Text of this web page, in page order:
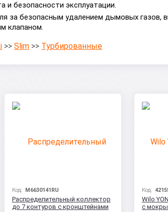
и безопасности эксплуатации.
за безопасным удалением дымовых газов,
клапаном.
>>Slim >> Турбированные
Код: M6630141RU
Распределительный коллектор
до 7 контуров с кронштейнами
Код:
Wilo
с